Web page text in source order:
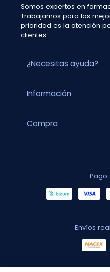
Somos expertos en
Trabajamos para las
prioridad es la atención
clientes.
¿Necesitas ayuda?
Información
Compra
Pago
Envíos